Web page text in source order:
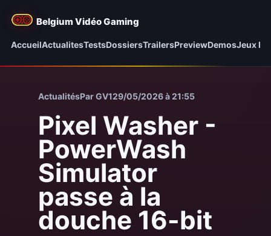
Belgium Vidéo Gaming
AccueilActualitesTestsDossiersTrailersPreviewDemosJeux
ActualitésPar GV129/05/2026 à 21:55
Pixel Washer -
PowerWash
Simulator
passe à la
douche 16-bit